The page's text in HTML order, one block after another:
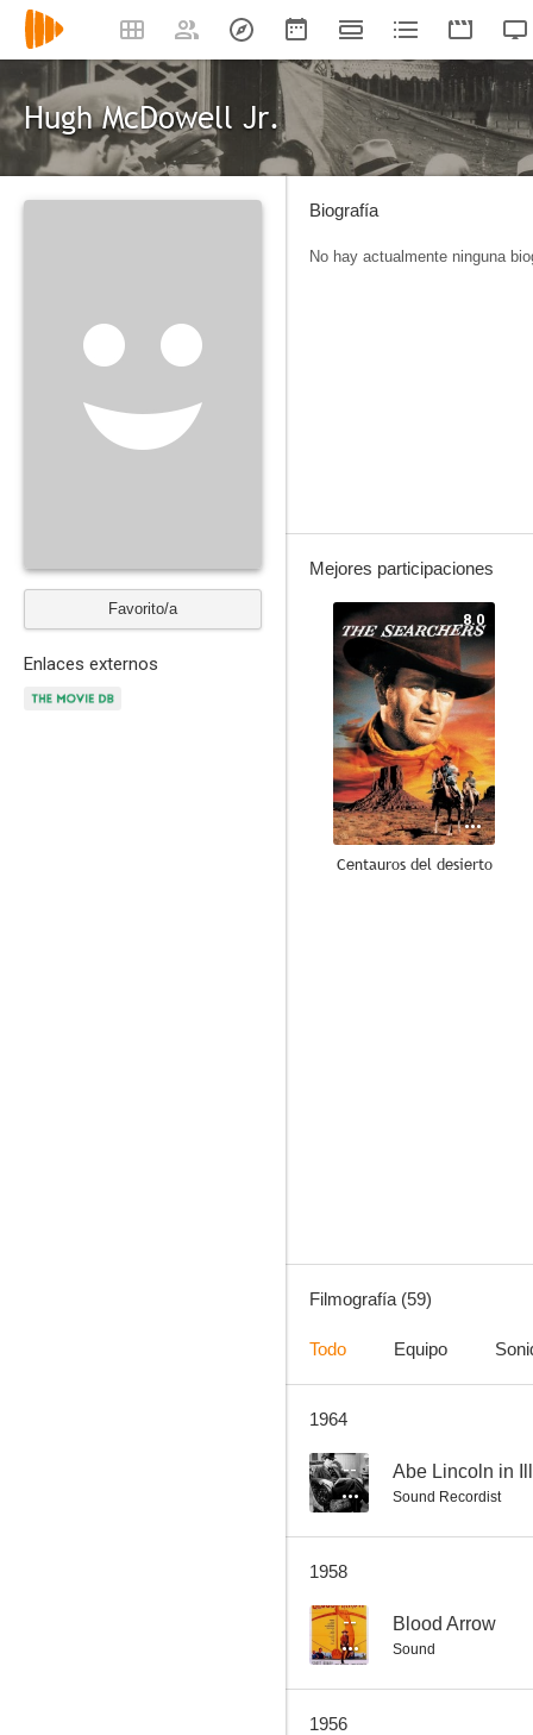
Hugh McDowell Jr.
Favorito/a
Enlaces externos
Biografía
No hay actualmente ninguna
Mejores participaciones
8.0
Centauros del desierto
6.6
Filmografía (59)
Todo Equipo
1964
-- Abe Lincoln in
Sound Recordist
1958
-- Blood Arrow
Sound
1956